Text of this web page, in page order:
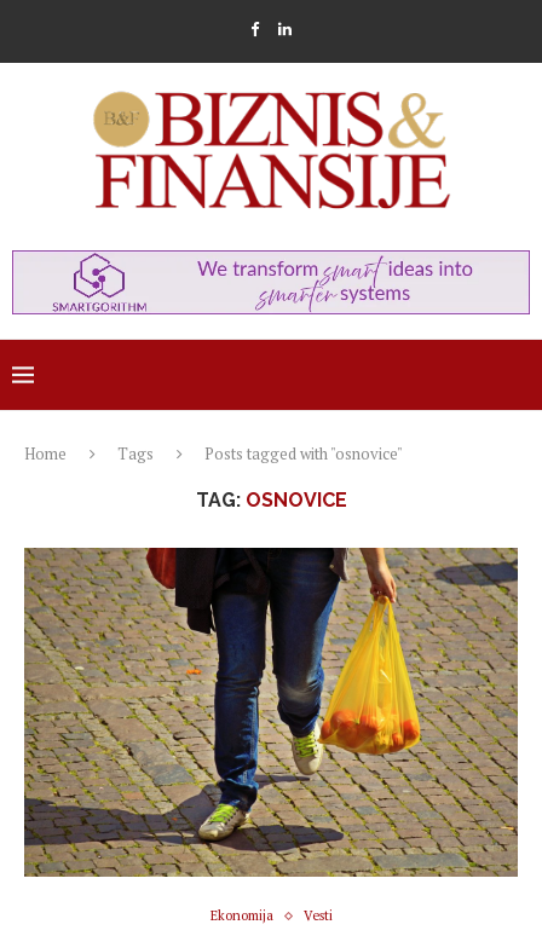
Home Tags Posts tagged with "osnovice"
TAG: OSNOVICE
Ekonomija Vesti